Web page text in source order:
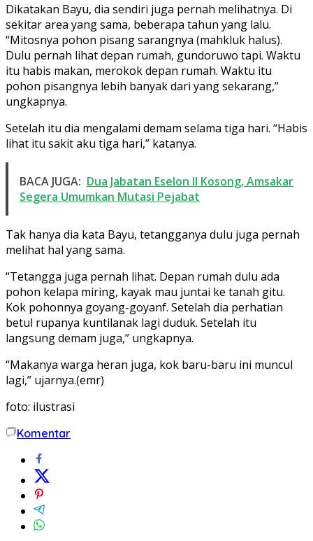
Dikatakan Bayu, dia sendiri juga pernah melihatnya. Di
sekitar area yang sama, beberapa tahun yang lalu.
“Mitosnya pohon pisang sarangnya (mahkluk halus).
Dulu pernah lihat depan rumah, gundoruwo tapi. Waktu
itu habis makan, merokok depan rumah. Waktu itu
pohon pisangnya lebih banyak dari yang sekarang,”
ungkapnya.
Setelah itu dia mengalami demam selama tiga hari. “Habis
lihat itu sakit aku tiga hari,” katanya.
BACA JUGA: Dua Jabatan Eselon II Kosong, Amsakar
Segera Umumkan Mutasi Pejabat
Tak hanya dia kata Bayu, tetangganya dulu juga pernah
melihat hal yang sama.
“Tetangga juga pernah lihat. Depan rumah dulu ada
pohon kelapa miring, kayak mau juntai ke tanah gitu.
Kok pohonnya goyang-goyanf. Setelah dia perhatian
betul rupanya kuntilanak lagi duduk. Setelah itu
langsung demam juga,” ungkapnya.
“Makanya warga heran juga, kok baru-baru ini muncul
lagi,” ujarnya.(emr)
foto: ilustrasi
Komentar